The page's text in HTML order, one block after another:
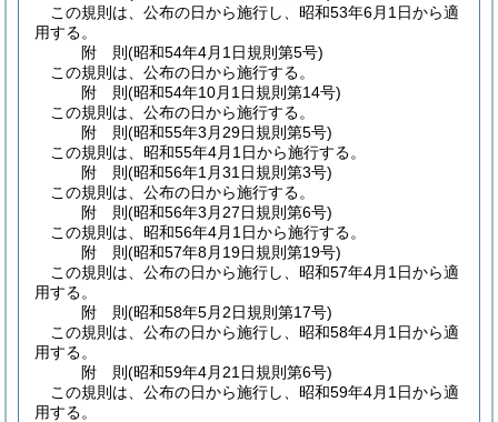
この規則は、公布の日から施行し、昭和53年6月1日から適
用する。
附 則(昭和54年4月1日規則第5号)
この規則は、公布の日から施行する。
附 則(昭和54年10月1日規則第14号)
この規則は、公布の日から施行する。
附 則(昭和55年3月29日規則第5号)
この規則は、昭和55年4月1日から施行する。
附 則(昭和56年1月31日規則第3号)
この規則は、公布の日から施行する。
附 則(昭和56年3月27日規則第6号)
この規則は、昭和56年4月1日から施行する。
附 則(昭和57年8月19日規則第19号)
この規則は、公布の日から施行し、昭和57年4月1日から適
用する。
附 則(昭和58年5月2日規則第17号)
この規則は、公布の日から施行し、昭和58年4月1日から適
用する。
附 則(昭和59年4月21日規則第6号)
この規則は、公布の日から施行し、昭和59年4月1日から適
用する。